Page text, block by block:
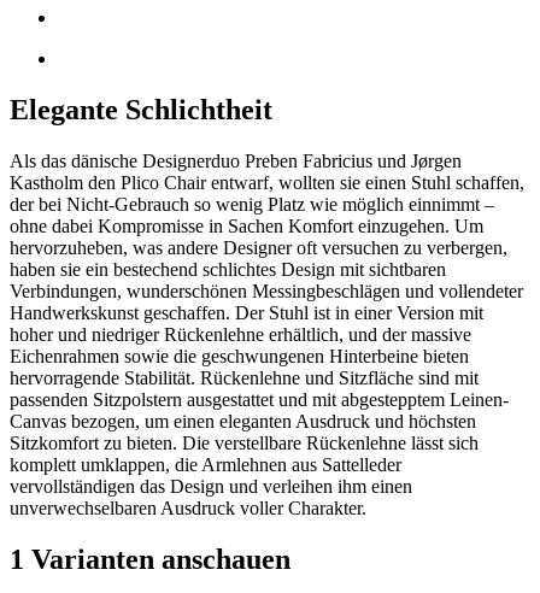
Elegante Schlichtheit
Als das dänische Designerduo Preben Fabricius und Jørgen
Kastholm den Plico Chair entwarf, wollten sie einen Stuhl schaffen,
der bei Nicht-Gebrauch so wenig Platz wie möglich einnimmt –
ohne dabei Kompromisse in Sachen Komfort einzugehen. Um
hervorzuheben, was andere Designer oft versuchen zu verbergen,
haben sie ein bestechend schlichtes Design mit sichtbaren
Verbindungen, wunderschönen Messingbeschlägen und vollendeter
Handwerkskunst geschaffen. Der Stuhl ist in einer Version mit
hoher und niedriger Rückenlehne erhältlich, und der massive
Eichenrahmen sowie die geschwungenen Hinterbeine bieten
hervorragende Stabilität. Rückenlehne und Sitzfläche sind mit
passenden Sitzpolstern ausgestattet und mit abgestepptem Leinen-
Canvas bezogen, um einen eleganten Ausdruck und höchsten
Sitzkomfort zu bieten. Die verstellbare Rückenlehne lässt sich
komplett umklappen, die Armlehnen aus Sattelleder
vervollständigen das Design und verleihen ihm einen
unverwechselbaren Ausdruck voller Charakter.
1 Varianten anschauen